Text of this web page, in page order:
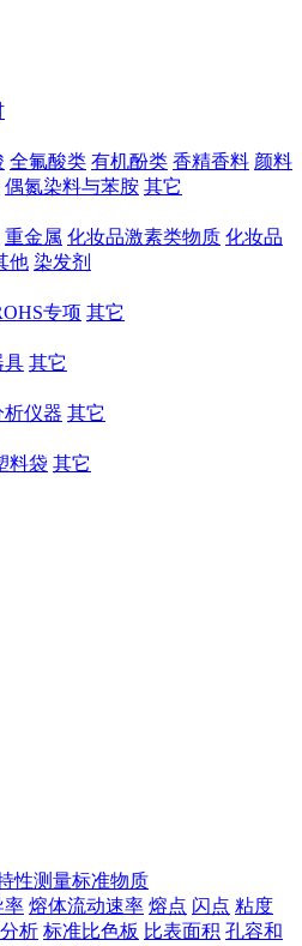
全氟酸类 有机酚类 香精香料 颜料
偶氮染料与苯胺 其它
重金属 化妆品激素类物质 化妆品
他 染发剂
专项 其它
具 其它
析仪器 其它
料袋 其它
性测量标准物质
率 熔体流动速率 熔点 闪点 粘度
析 标准比色板 比表面积 孔容和